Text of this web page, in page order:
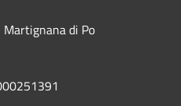
di Po